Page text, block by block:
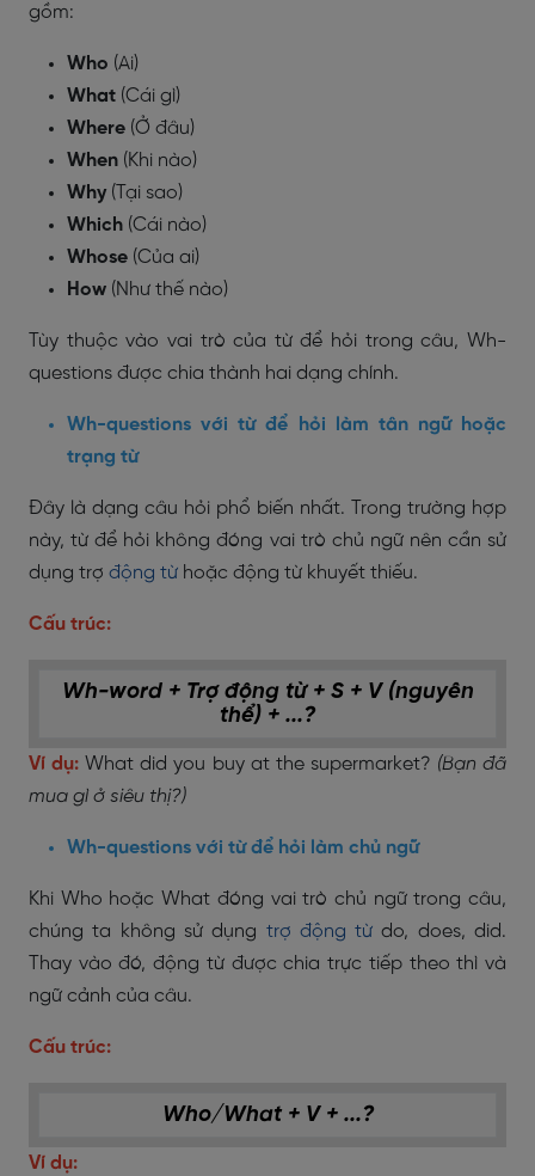
gồm:
Who (Ai)
What (Cái gì)
Where (Ở đâu)
When (Khi nào)
Why (Tại sao)
Which (Cái nào)
Whose (Của ai)
How (Như thế nào)
Tùy thuộc vào vai trò của từ để hỏi trong câu, Wh-
questions được chia thành hai dạng chính.
Wh-questions với từ để hỏi làm tân ngữ hoặc
trạng từ
Đây là dạng câu hỏi phổ biến nhất. Trong trường hợp
này, từ để hỏi không đóng vai trò chủ ngữ nên cần sử
dụng trợ động từ hoặc động từ khuyết thiếu.
Cấu trúc:
Wh-word + Trợ động từ + S + V (nguyên
thể) + ...?
Ví dụ: What did you buy at the supermarket? (Bạn đã
mua gì ở siêu thị?)
Wh-questions với từ để hỏi làm chủ ngữ
Khi Who hoặc What đóng vai trò chủ ngữ trong câu,
chúng ta không sử dụng trợ động từ do, does, did.
Thay vào đó, động từ được chia trực tiếp theo thì và
ngữ cảnh của câu.
Cấu trúc:
Who/What + V + ...?
Ví dụ: